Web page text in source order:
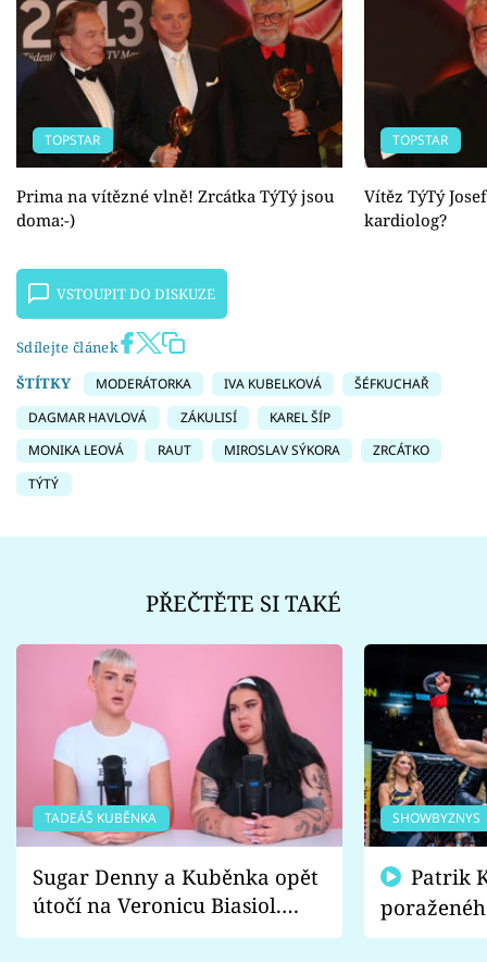
TOPSTAR
Prima na vítězné vlně! Zrcátka TýTý jsou
doma:-)
TOPSTAR
Vítěz TýTý
kardiolog?
VSTOUPIT DO DISKUZE
Sdílejte článek
ŠTÍTKY
MODERÁTORKA IVA KUBELKOVÁ
ŠÉFKUCHAŘ
DAGMAR HAVLOVÁ
ZÁKULISÍ
KAREL ŠÍP
MONIKA LEOVÁ
RAUT MIROSLAV SÝKORA
ZRCÁTKO
TÝTÝ
PŘEČTĚTE SI TAKÉ
TADEÁŠ KUBĚNKA
Sugar Denny a Kuběnka opět
útočí na Veronicu Biasiol.
Proč je podle nich falešná a
SHOWBYZNYS
fanoušci